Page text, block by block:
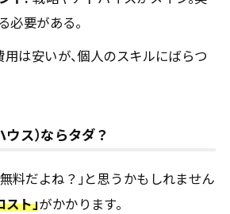
必要がある。
用は安いが、個人のスキルにばらつ
ス）ならタダ？
料だよね？」と思うかもしれません
スト」がかかります。